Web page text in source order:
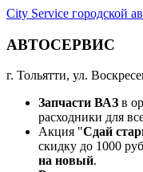
City Service городской
АВТОСЕРВИС
г. Тольятти, ул.
Запчасти ВАЗ в
расходники для
Акция "Сдай
скидку до 1000
на новый.